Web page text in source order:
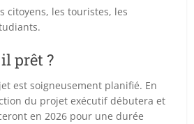
citoyens, les touristes, les
prêt ?
est soigneusement planifié. En
du projet exécutif débutera et
en 2026 pour une durée